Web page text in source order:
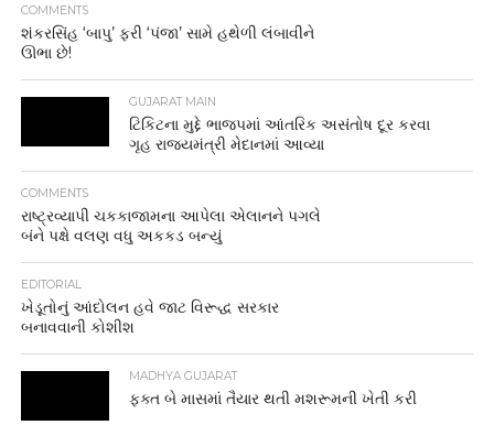
COMMENTS
શંકરસિંહ ‘બાપુ’ ફરી ‘પંજા’ સામે હથેળી લંબાવીને
ઊભા છે!
GUJARAT MAIN
ટિકિટના મુદ્દે ભાજપમાં આંતરિક અસંતોષ દૂર કરવા
ગૃહ રાજ્યમંત્રી મેદાનમાં આવ્યા
COMMENTS
રાષ્ટ્રવ્યાપી ચકકાજામના આપેલા એલાનને પગલે
બંને પક્ષે વલણ વધુ અકકડ બન્યું
EDITORIAL
ખેડૂતોનું આંદોલન હવે જાટ વિરૂદ્ધ સરકાર
બનાવવાની કોશીશ
MADHYA GUJARAT
ફક્ત બે માસમાં તૈયાર થતી મશરૂમની ખેતી કરી